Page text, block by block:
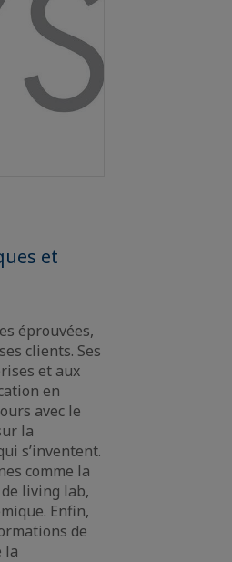
et
éprouvées,
clients. Ses
et aux
en
avec le
la
s’inventent.
comme la
living lab,
Enfin,
de
la